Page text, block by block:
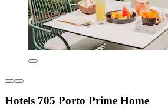
Hotels 705 Porto Prime Home